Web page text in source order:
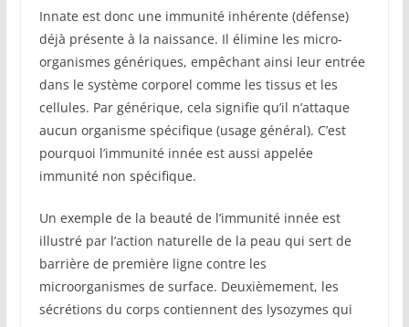
Innate est donc une immunité inhérente (défense)
déjà présente à la naissance. Il élimine les micro-
organismes génériques, empêchant ainsi leur entrée
dans le système corporel comme les tissus et les
cellules. Par générique, cela signifie qu’il n’attaque
aucun organisme spécifique (usage général). C’est
pourquoi l’immunité innée est aussi appelée
immunité non spécifique.
Un exemple de la beauté de l’immunité innée est
illustré par l’action naturelle de la peau qui sert de
barrière de première ligne contre les
microorganismes de surface. Deuxièmement, les
sécrétions du corps contiennent des lysozymes qui